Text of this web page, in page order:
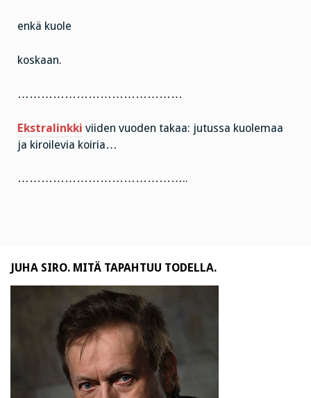
enkä kuole
koskaan.
……………………………………
Ekstralinkki viiden vuoden takaa: jutussa kuolemaa
ja kiroilevia koiria…
……………………………………..
JUHA SIRO. MITÄ TAPAHTUU TODELLA.